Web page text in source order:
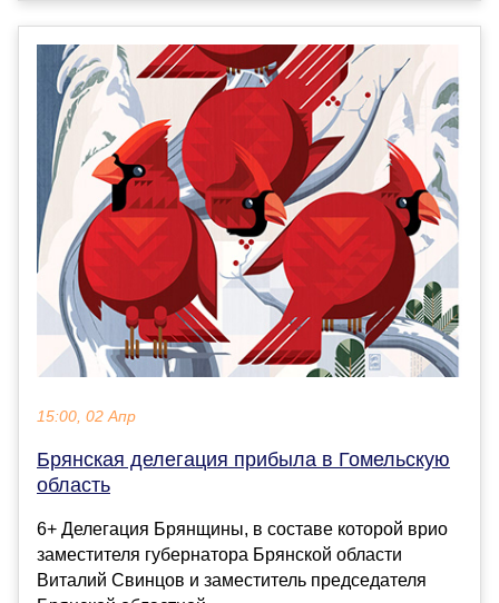
15:00, 02 Апр
Брянская делегация прибыла в Гомельскую
область
6+ Делегация Брянщины, в составе которой врио
заместителя губернатора Брянской области
Виталий Свинцов и заместитель председателя